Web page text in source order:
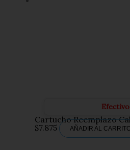
Efectivo
Cartucho Reemplazo
$7.875 AÑADIR AL